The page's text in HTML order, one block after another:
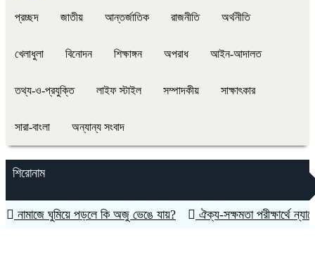
প্রচ্ছদ জাতীয় আন্তর্জাতিক রাজনীতি অর্থনীতি
খেলাধুলা বিনোদন শিক্ষাঙ্গন অপরাধ আইন-আদালত
তথ্য-ও-প্রযুক্তি লাইফ স্টাইল সম্পাদকীয় সাক্ষাৎকার
সারা-বাংলা অন্যান্য সংবাদ
শিরোনাম
ঘুমিয়ে পড়লে কি অজু ভেঙে যায়? ঐক্য-সক্ষমতা পরীক্ষার্থে